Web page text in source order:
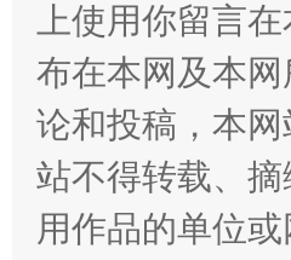
上使用你留言
布在本网及本
论和投稿，本
站不得转载、
用作品的单位